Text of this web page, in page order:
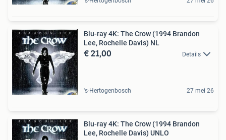
Blu-ray 4K: The Crow (1994 Brandon
Lee, Rochelle Davis) NL
€ 21,00 Details
's-Hertogenbosch 27 mei 26
Blu-ray 4K: The Crow (1994 Brandon
Lee, Rochelle Davis) UNLO